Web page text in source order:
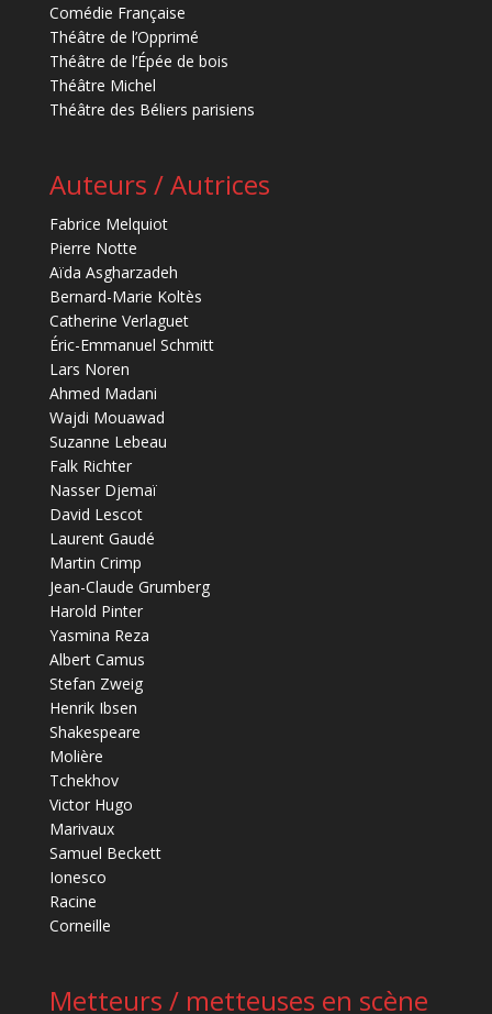
Comédie Française
Théâtre de l’Opprimé
Théâtre de l’Épée de bois
Théâtre Michel
Théâtre des Béliers parisiens
Auteurs / Autrices
Fabrice Melquiot
Pierre Notte
Aïda Asgharzadeh
Bernard-Marie Koltès
Catherine Verlaguet
Éric-Emmanuel Schmitt
Lars Noren
Ahmed Madani
Wajdi Mouawad
Suzanne Lebeau
Falk Richter
Nasser Djemaï
David Lescot
Laurent Gaudé
Martin Crimp
Jean-Claude Grumberg
Harold Pinter
Yasmina Reza
Albert Camus
Stefan Zweig
Henrik Ibsen
Shakespeare
Molière
Tchekhov
Victor Hugo
Marivaux
Samuel Beckett
Ionesco
Racine
Corneille
Metteurs / metteuses en scène